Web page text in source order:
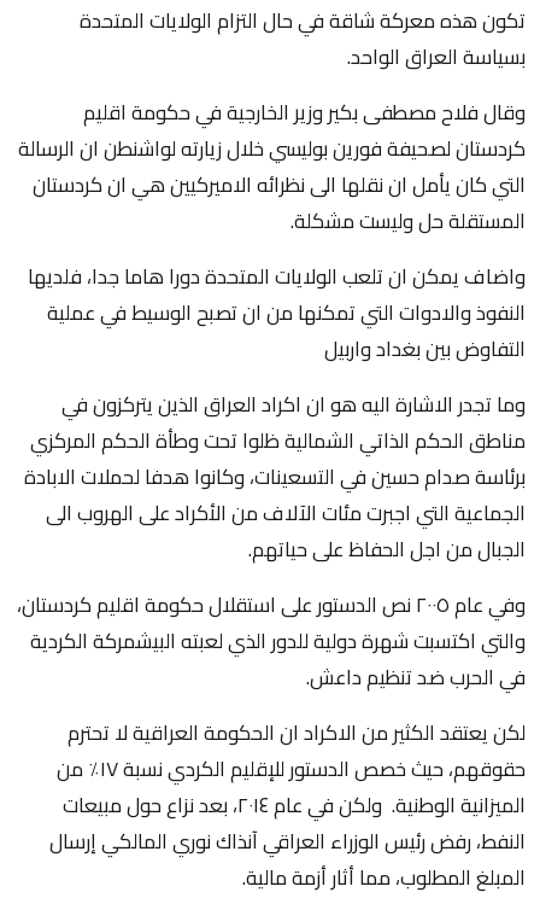
تكون هذه معركة شاقة في حال التزام الولايات المتحدة
بسياسة العراق الواحد.
وقال فلاح مصطفى بكير وزير الخارجية في حكومة اقليم
كردستان لصحيفة فورين بوليسي خلال زيارته لواشنطن ان الرسالة
التي كان يأمل ان نقلها الى نظرائه الاميركيين هي ان كردستان
المستقلة حل وليست مشكلة.
واضاف يمكن ان تلعب الولايات المتحدة دورا هاما جدا، فلديها
النفوذ والادوات التي تمكنها من ان تصبح الوسيط في عملية
التفاوض بين بغداد واربيل
وما تجدر الاشارة اليه هو ان اكراد العراق الذين يتركزون في
مناطق الحكم الذاتي الشمالية ظلوا تحت وطأة الحكم المركزي
برئاسة صدام حسين في التسعينات، وكانوا هدفا لحملات الابادة
الجماعية التي اجبرت مئات الآلاف من الأكراد على الهروب الى
الجبال من اجل الحفاظ على حياتهم.
وفي عام ٢٠٠٥ نص الدستور على استقلال حكومة اقليم كردستان،
والتي اكتسبت شهرة دولية للدور الذي لعبته البيشمركة الكردية
في الحرب ضد تنظيم داعش.
لكن يعتقد الكثير من الاكراد ان الحكومة العراقية لا تحترم
حقوقهم، حيث خصص الدستور للإقليم الكردي نسبة ١٧٪‏ من
الميزانية الوطنية. ولكن في عام ٢٠١٤، بعد نزاع حول مبيعات
النفط، رفض رئيس الوزراء العراقي آنذاك نوري المالكي إرسال
المبلغ المطلوب، مما أثار أزمة مالية.